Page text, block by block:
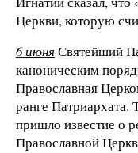
Церкви, которую
6 июня Святейший
каноническим
Православная
ранге
пришло известие о
Православной